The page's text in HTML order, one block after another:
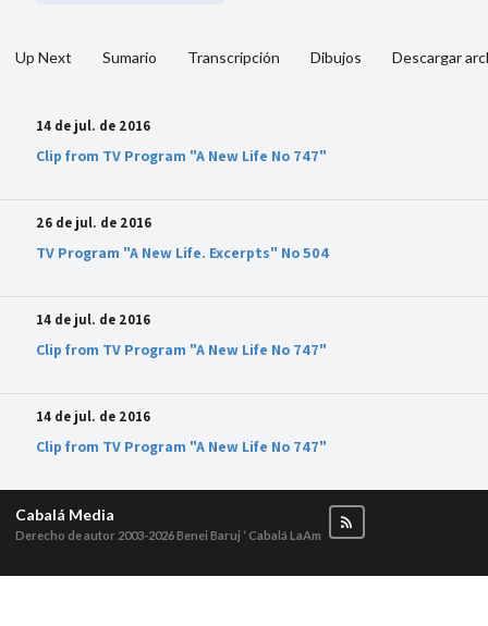
Up Next Sumario Transcripción Dibujos Descargar
14 de jul. de 2016
Clip from TV Program "A New Life No 747"
26 de jul. de 2016
TV Program "A New Life. Excerpts" No 504
14 de jul. de 2016
Clip from TV Program "A New Life No 747"
14 de jul. de 2016
Clip from TV Program "A New Life No 747"
Cabalá Media
Derecho de autor 2003-2026Benei Baruj ‘ Cabalá LaAm